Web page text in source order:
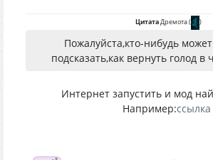
ЦитатаДремота( )
Пожалуйста,кто-нибудь может
подсказать,как вернуть голод в
Интернет запустить и мод
Например:ссылка